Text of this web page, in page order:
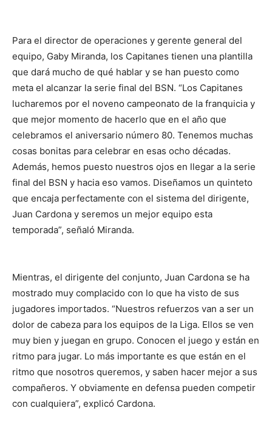
Para el director de operaciones y gerente general del
equipo, Gaby Miranda, los Capitanes tienen una plantilla
que dará mucho de qué hablar y se han puesto como
meta el alcanzar la serie final del BSN. “Los Capitanes
lucharemos por el noveno campeonato de la franquicia y
que mejor momento de hacerlo que en el año que
celebramos el aniversario número 80. Tenemos muchas
cosas bonitas para celebrar en esas ocho décadas.
Además, hemos puesto nuestros ojos en llegar a la serie
final del BSN y hacia eso vamos. Diseñamos un quinteto
que encaja perfectamente con el sistema del dirigente,
Juan Cardona y seremos un mejor equipo esta
temporada”, señaló Miranda.
Mientras, el dirigente del conjunto, Juan Cardona se ha
mostrado muy complacido con lo que ha visto de sus
jugadores importados. “Nuestros refuerzos van a ser un
dolor de cabeza para los equipos de la Liga. Ellos se ven
muy bien y juegan en grupo. Conocen el juego y están en
ritmo para jugar. Lo más importante es que están en el
ritmo que nosotros queremos, y saben hacer mejor a sus
compañeros. Y obviamente en defensa pueden competir
con cualquiera”, explicó Cardona.